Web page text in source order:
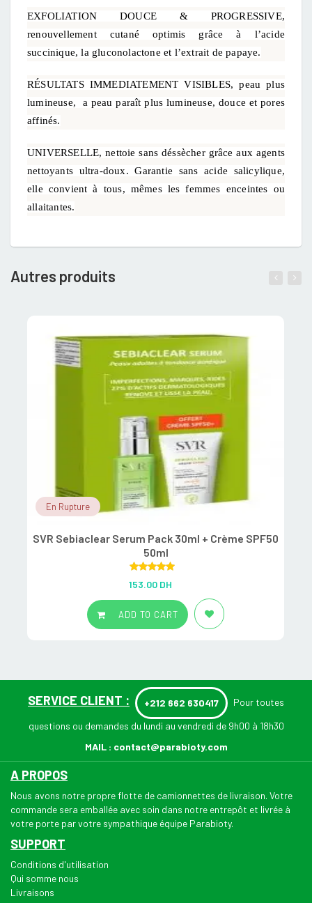
EXFOLIATION DOUCE & PROGRESSIVE,
renouvellement cutané optimis grâce à l’acide
succinique, la gluconolactone et l’extrait de papaye.
RÉSULTATS IMMEDIATEMENT VISIBLES, peau plus
lumineuse, a peau paraît plus lumineuse, douce et pores
affinés.
UNIVERSELLE, nettoie sans déssècher grâce aux agents
nettoyants ultra-doux. Garantie sans acide salicylique,
elle convient à tous, mêmes les femmes enceintes ou
allaitantes.
Autres produits
En Rupture
SVR Sebiaclear Serum Pack 30ml + Crème SPF50
50ml
out of 5
153.00 DH
ADD TO CART
SERVICE CLIENT : +212 662 630417 Pour toutes
questions ou demandes du lundi au vendredi de 9h00 à 18h30
MAIL : contact@parabioty.com
A PROPOS
Nous avons notre propre flotte de camionnettes de livraison. Votre
commande sera emballée avec soin dans notre entrepôt et livrée à
votre porte par votre sympathique équipe Parabioty.
SUPPORT
Conditions d'utilisation
Qui somme nous
Livraisons